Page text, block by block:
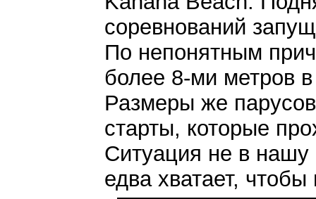
соревнований
По непонятным
более 8-ми метров
Размеры же
старты, которые
Ситуация не в нашу
едва хватает,